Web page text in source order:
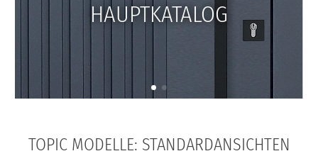
HAUPTKATALOG
TOPIC MODELLE: STANDARDANSICHTEN